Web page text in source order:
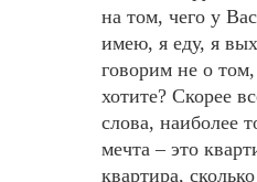
на том, чего у
имею, я еду, я
говорим не о
хотите? Скорее
слова, наиболее
мечта – это
квартира,